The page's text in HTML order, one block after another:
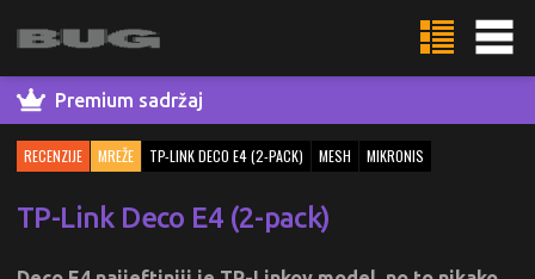
Premium sadržaj
RECENZIJE MREŽE TP-LINK DECO E4 (2-PACK) MESH MIKRONIS
TP-Link Deco E4 (2-pack)